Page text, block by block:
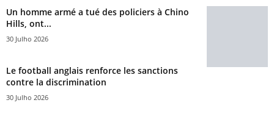
Un homme armé a tué des policiers à Chino
Hills, ont...
30 Julho 2026
Le football anglais renforce les sanctions
contre la discrimination
30 Julho 2026